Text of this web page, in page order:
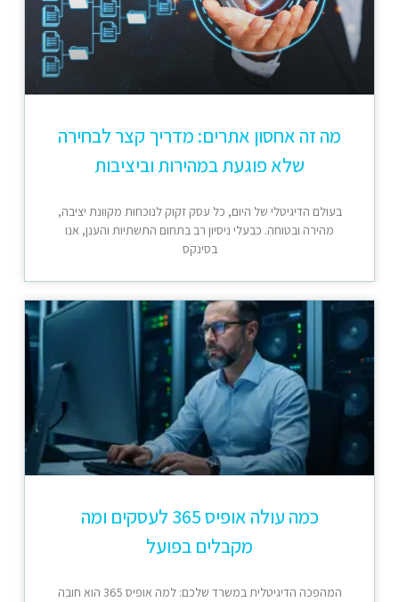
מה זה אחסון אתרים: מדריך קצר לבחירה
שלא פוגעת במהירות וביציבות
בעולם הדיגיטלי של היום, כל עסק זקוק לנוכחות מקוונת יציבה,
מהירה ובטוחה. כבעלי ניסיון רב בתחום התשתיות והענן, אנו
בסינקס
כמה עולה אופיס 365 לעסקים ומה
מקבלים בפועל
המהפכה הדיגיטלית במשרד שלכם: למה אופיס 365 הוא חובה